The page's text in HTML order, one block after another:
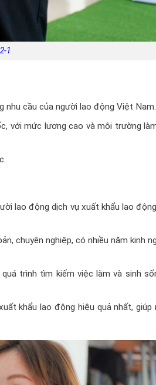
1
nhu cầu của người lao động Việt Nam.
với mức lương cao và môi trường
lao động dịch vụ xuất khẩu lao
chuyên nghiệp, có nhiều năm kinh
trình tìm kiếm việc làm và sinh
khẩu lao động hiệu quả nhất, giúp